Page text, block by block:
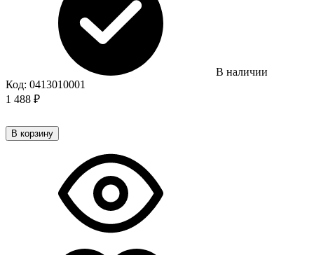
В наличии
Код: 0413010001
1 488 ₽
В корзину